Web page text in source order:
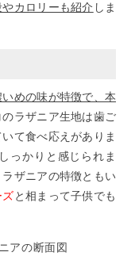
カロリーも紹介 しま
いめの味が特徴で、本
ラザニア生地は歯ご
いて食べ応えがありま
っかりと感じられま
ザニアの特徴ともい
ズと相まって子供でも